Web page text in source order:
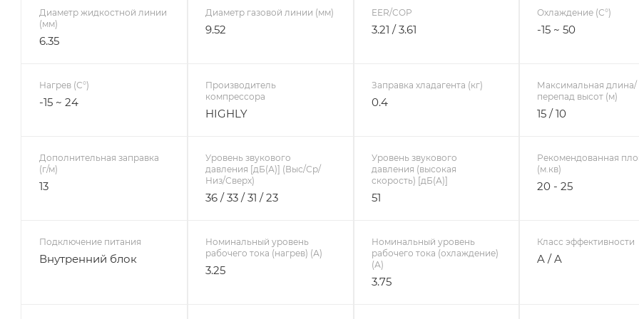
Диаметр жидкостной линии
(мм)
6.35
Диаметр газовой линии (мм)
9.52
EER/COP
3.21 / 3.61
Охлаждение (С°)
-15 ~ 50
Нагрев (С°)
-15 ~ 24
Производитель
компрессора
HIGHLY
Заправка хладагента (кг)
0.4
Максимальная длина/
перепад высот (м)
15 / 10
Дополнительная заправка
(г/м)
13
Уровень звукового
давления [дБ(А)] (Выс/Ср/
Низ/Сверх)
36 / 33 / 31 / 23
Уровень звукового
давления (высокая
скорость) [дБ(А)]
51
Рекомендованная
(м.кв)
20 - 25
Подключение питания
Внутренний блок
Номинальный уровень
рабочего тока (нагрев) (А)
3.25
Номинальный уровень
рабочего тока (охлаждение)
(А)
3.75
Класс эффективности
A / A